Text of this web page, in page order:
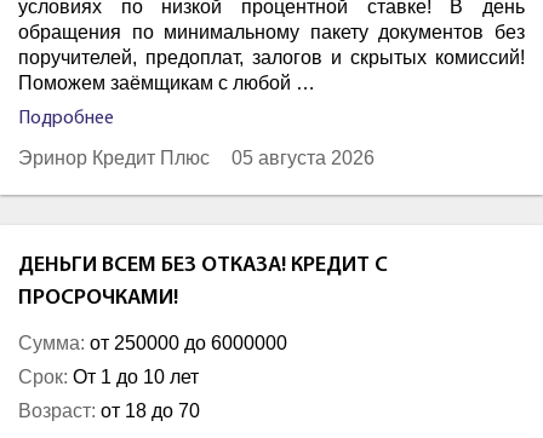
условиях по низкой процентной ставке! В день
обращения по минимальному пакету документов без
поручителей, предоплат, залогов и скрытых комиссий!
Поможем заёмщикам с любой …
Подробнее
Эринор Кредит Плюс 05 августа 2026
ДЕНЬГИ ВСЕМ БЕЗ ОТКАЗА! КРЕДИТ С
ПРОСРОЧКАМИ!
Сумма: от 250000 до 6000000
Срок: От 1 до 10 лет
Возраст: от 18 до 70